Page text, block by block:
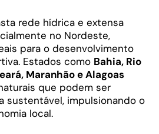
rede hídrica e extensa
no Nordeste,
para o desenvolvimento
Estados como Bahia, Rio
Maranhão e Alagoas
que podem ser
sustentável, impulsionando o
local.